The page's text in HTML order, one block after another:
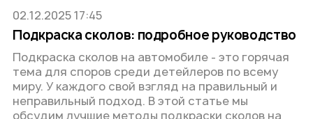
02.12.2025 17:45
Подкраска сколов: подробное руководство
Подкраска сколов на автомобиле - это горячая
тема для споров среди детейлеров по всему
миру. У каждого свой взгляд на правильный и
неправильный подход. В этой статье мы
обсудим лучшие методы подкраски сколов на